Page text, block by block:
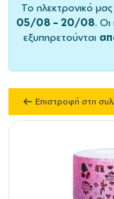
Το ηλεκτρονικό
05/08 – 20/08. Οι
εξυπηρετούνται
Επιστροφή στη